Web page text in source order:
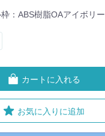
：ABS樹脂OAアイボリー
カートに入れる
お気に入りに追加